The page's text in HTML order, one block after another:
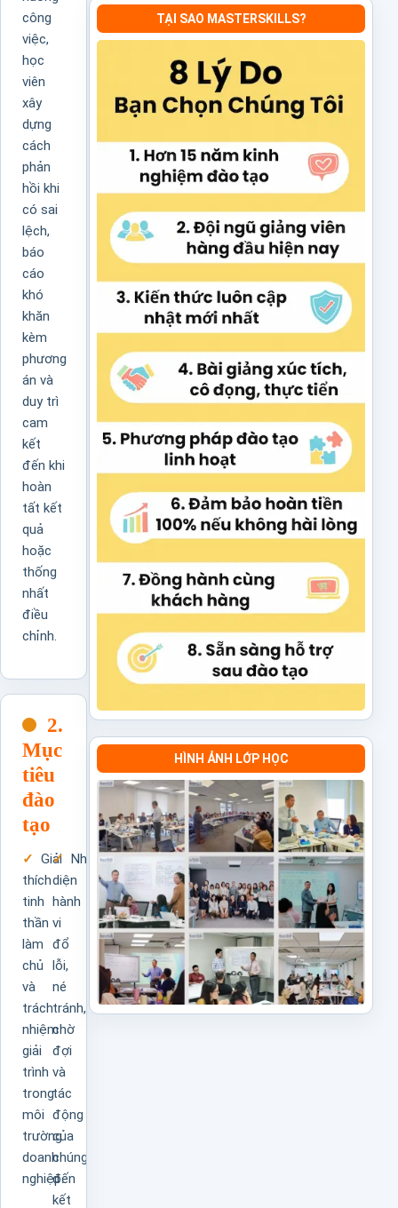
công
việc,
học
viên
xây
dựng
cách
phản
hồi khi
có sai
lệch,
báo
cáo
khó
khăn
kèm
phương
án và
duy trì
cam
kết
đến khi
hoàn
tất kết
quả
hoặc
thống
nhất
điều
chỉnh.
2.
Mục
tiêu
đào
tạo
Giải
thích
tinh
thần
làm
chủ
và
trách
nhiệm
giải
trình
trong
môi
trường
doanh
nghiệp.
Nhận
diện
hành
vi
đổ
lỗi,
né
tránh,
chờ
đợi
và
tác
động
của
chúng
đến
kết
TẠI SAO MASTERSKILLS?
HÌNH ẢNH LỚP HỌC